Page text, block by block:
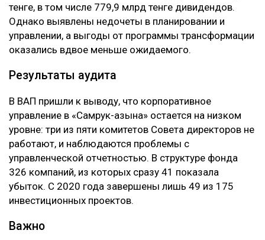
тенге, в том числе 779,9 млрд тенге дивидендов.
Однако выявлены недочеты в планировании и
управлении, а выгоды от программы трансформации
оказались вдвое меньше ожидаемого.
Результаты аудита
В ВАП пришли к выводу, что корпоративное
управление в «Самрук-Қазына» остается на низком
уровне: три из пяти комитетов Совета директоров не
работают, и наблюдаются проблемы с
управленческой отчетностью. В структуре фонда
326 компаний, из которых сразу 41 показала
убыток. С 2020 года завершены лишь 49 из 175
инвестиционных проектов.
Важно